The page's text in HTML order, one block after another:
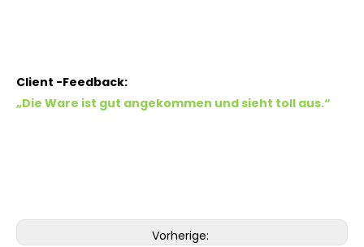
Client -Feedback:
„Die Ware ist gut angekommen und sieht toll aus.“
Vorherige: